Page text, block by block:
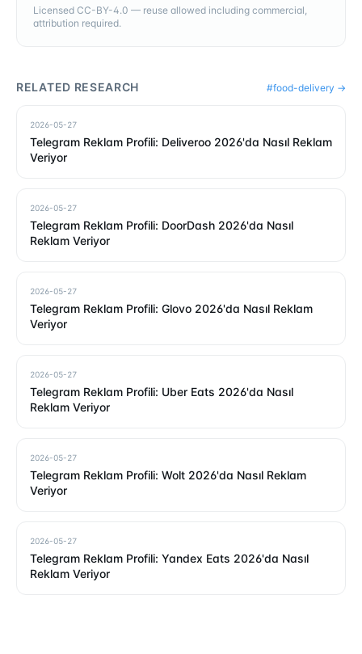
Licensed CC-BY-4.0 — reuse allowed including commercial,
attribution required.
RELATED RESEARCH #food-delivery →
2026-05-27
Telegram Reklam Profili: Deliveroo 2026'da Nasıl Reklam
Veriyor
2026-05-27
Telegram Reklam Profili: DoorDash 2026'da Nasıl
Reklam Veriyor
2026-05-27
Telegram Reklam Profili: Glovo 2026'da Nasıl Reklam
Veriyor
2026-05-27
Telegram Reklam Profili: Uber Eats 2026'da Nasıl
Reklam Veriyor
2026-05-27
Telegram Reklam Profili: Wolt 2026'da Nasıl Reklam
Veriyor
2026-05-27
Telegram Reklam Profili: Yandex Eats 2026'da Nasıl
Reklam Veriyor